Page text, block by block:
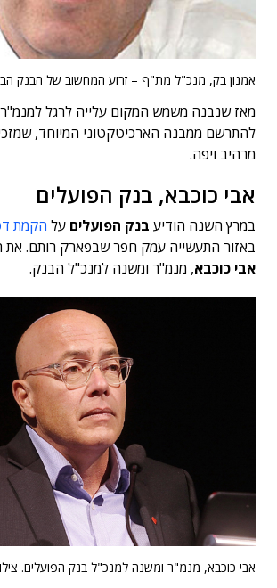
אמנון בק, מנכ"ל מת"ף – זרוע המחשוב של הבנק
להתרשם ממבנה הארכיטקטוני המיוחד,
מרהיב ויפה.
אבי כוכבא, בנק הפועלים
במרץ השנה הודיע בנק הפועלים על הקמת
באזור התעשייה עמק חפר שבפארק רותם. את
אבי כוכבא, מנמ"ר ומשנה למנכ"ל הבנק.
אבי כוכבא, מנמ"ר ומשנה למנכ"ל בנק הפועלים.